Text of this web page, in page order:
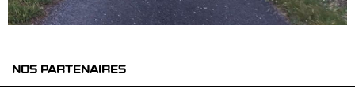
NOS PARTENAIRES